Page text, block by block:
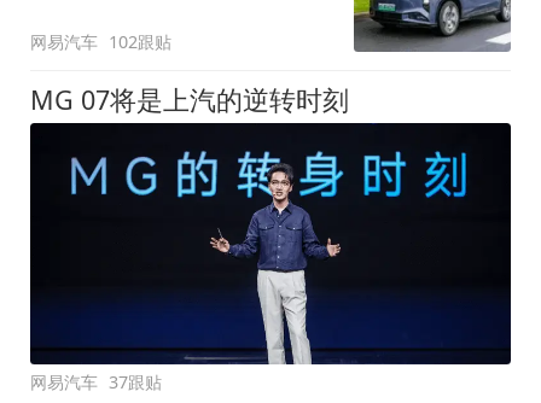
网易汽车 102跟贴
MG 07将是上汽的逆转时刻
网易汽车 37跟贴